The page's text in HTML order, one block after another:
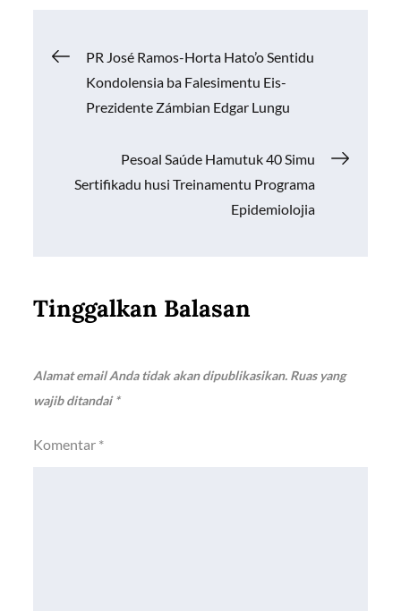
o
p
p
n
k
Navigasi
pos
PR José Ramos-Horta Hato’o Sentidu
Kondolensia ba Falesimentu Eis-
Prezidente Zámbian Edgar Lungu
Pesoal Saúde Hamutuk 40 Simu
Sertifikadu husi Treinamentu Programa
Epidemiolojia
Tinggalkan Balasan
Alamat email Anda tidak akan dipublikasikan. Ruas yang
wajib ditandai*
Komentar *